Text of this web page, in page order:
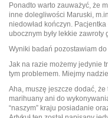
Ponadto warto zauważyć, że
inne dolegliwości Maruski,
niedowład kończyn.
ubocznym były lekkie zawroty
Wyniki badań pozostawiam
Jak na razie możemy jedynie
tym problemem. Miejmy
Aha, muszę jeszcze dodać,
marihuany ani do
“naszym” kraju posiadanie